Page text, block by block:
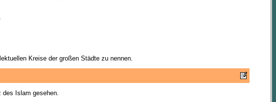
Kreise der großen Städte zu nennen.
des Islam gesehen.